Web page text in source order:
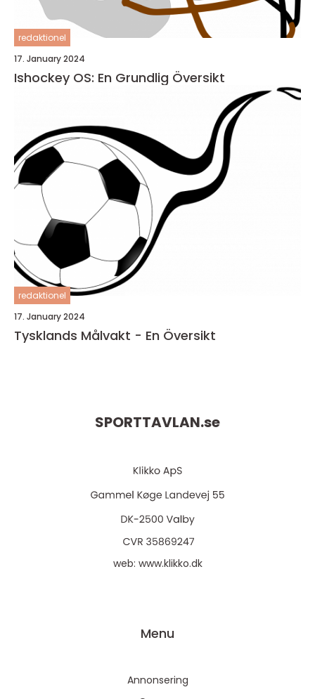
redaktionel
17. January 2024
Ishockey OS: En Grundlig Översikt
redaktionel
17. January 2024
Tysklands Målvakt - En Översikt
SPORTTAVLAN.se
web: www.klikko.dk
Menu
Annonsering